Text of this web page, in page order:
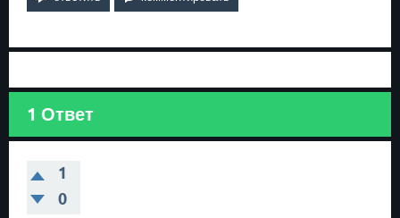
1 Ответ
1
0